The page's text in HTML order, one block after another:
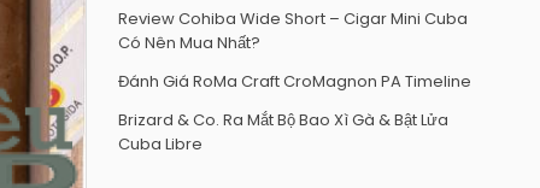
Review Cohiba Wide Short – Cigar Mini Cuba
Có Nên Mua Nhất?
Đánh Giá RoMa Craft CroMagnon PA Timeline
Brizard & Co. Ra Mắt Bộ Bao Xì Gà & Bật Lửa
Cuba Libre